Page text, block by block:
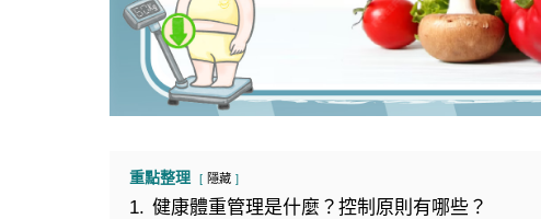
重點整理 隱藏
1. 健康體重管理是什麼？控制原則有哪些？